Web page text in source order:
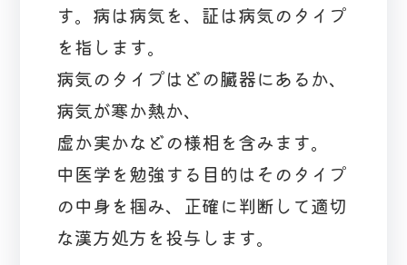
す。病は病気を、証は病気のタイプ
を指します。
病気のタイプはどの臓器にあるか、
病気が寒か熱か、
虚か実かなどの様相を含みます。
中医学を勉強する目的はそのタイプ
の中身を掴み、正確に判断して適切
な漢方処方を投与します。